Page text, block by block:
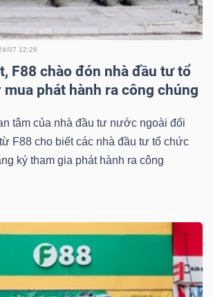
07 12:28
F88 chào đón nhà đầu tư tổ
phát hành ra công chúng
tâm của nhà đầu tư nước ngoài đối
F88 cho biết các nhà đầu tư tổ chức
ký tham gia phát hành ra công